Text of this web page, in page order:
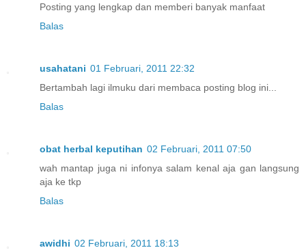
Posting yang lengkap dan memberi banyak manfaat
Balas
usahatani 01 Februari, 2011 22:32
Bertambah lagi ilmuku dari membaca posting blog ini...
Balas
obat herbal keputihan 02 Februari, 2011 07:50
wah mantap juga ni infonya salam kenal aja gan langsung
aja ke tkp
Balas
awidhi 02 Februari, 2011 18:13